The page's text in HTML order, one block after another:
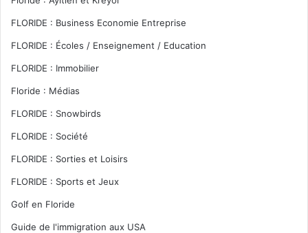
FLORIDE : Business Economie Entreprise
FLORIDE : Écoles / Enseignement / Education
FLORIDE : Immobilier
Floride : Médias
FLORIDE : Snowbirds
FLORIDE : Société
FLORIDE : Sorties et Loisirs
FLORIDE : Sports et Jeux
Golf en Floride
Guide de l'immigration aux USA